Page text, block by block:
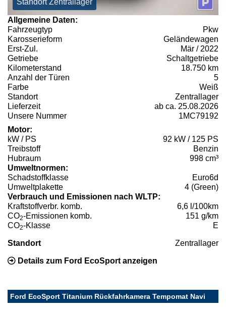
Standort Zentrallager
Allgemeine Daten:
Fahrzeugtyp
Pkw
Karosserieform
Geländewagen
Erst-Zul.
Mär / 2022
Getriebe
Schaltgetriebe
Kilometerstand
18.750 km
Anzahl der Türen
5
Farbe
Weiß
Standort
Zentrallager
Lieferzeit
ab ca. 25.08.2026
Unsere Nummer
1MC79192
Motor:
kW / PS
92 kW / 125 PS
Treibstoff
Benzin
Hubraum
998 cm³
Umweltnormen:
Schadstoffklasse
Euro6d
Umweltplakette
4 (Green)
Verbrauch und Emissionen nach WLTP:
Kraftstoffverbr. komb.
6,6 l/100km
CO2-Emissionen komb.
151 g/km
CO2-Klasse E
Standort Zentrallager
Details zum Ford EcoSport anzeigen
Ford EcoSport Titanium Rückfahrkamera Tempomat Navi